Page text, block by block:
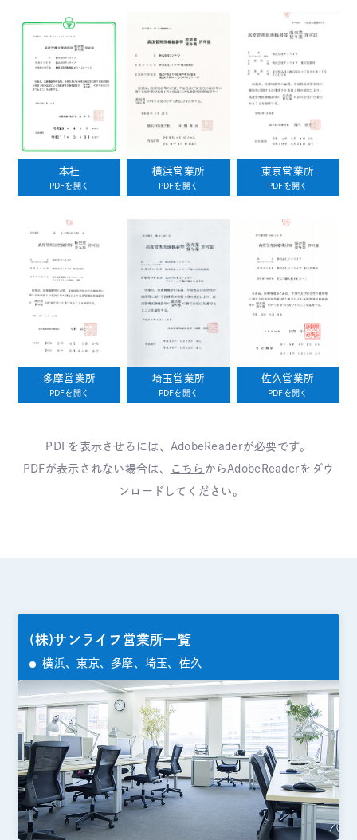
本社
PDFを開く
横浜営業所
PDFを開く
東京営業所
PDFを開く
多摩営業所
PDFを開く
埼玉営業所
PDFを開く
佐久営業所
PDFを開く
PDFを表示させるには、AdobeReaderが必要です。
PDFが表示されない場合は、
こちら からAdobeReaderをダウ
ンロードしてください｡
(株)サンライフ営業所一覧
横浜、東京、多摩、埼玉、佐久